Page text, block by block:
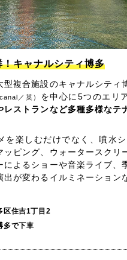
キャナルシティ博多
型複合施設のキャナルシティ
／英）
を中心に5つのエリ
レストランなど多種多様なテ
を楽しむだけでなく、噴水
ッピング、ウォータースクリ
によるショーや音楽ライブ、
出が変わるイルミネーション
区住吉1丁目2
多で下車